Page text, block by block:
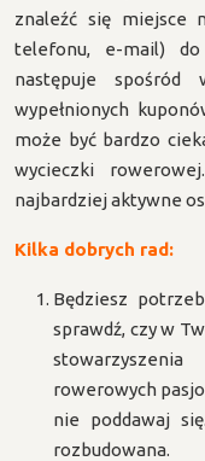
znaleźć się miejsce
telefonu, e-mail) do
następuje spośród
wypełnionych
może być bardzo
wycieczki
najbardziej aktywne
Kilka dobrych rad:
Będziesz
sprawdź, czy w
rowerowych
nie poddawaj
rozbudowana.